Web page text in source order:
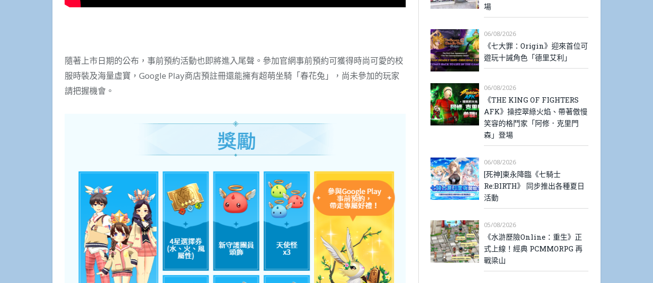
隨著上市日期的公布，事前預約活動也即將進入尾聲。參加官網事前預約可獲得時尚可愛的校
服時裝及海量虛寶，Google Play商店預註冊還能擁有超萌坐騎「春花兔」，尚未參加的玩家
請把握機會。
場
06/08/2026
《七大罪：Origin》迎來首位可
遊玩十誡角色「德里艾利」
06/08/2026
《THE KING OF FIGHTERS
AFK》操控翠綠火焰、帶著傲慢
笑容的格鬥家「阿修．克里門
森」登場
06/08/2026
[死神]東永降臨《七騎士
Re:BIRTH》 同步推出各種夏日
活動
05/08/2026
《水滸歷險Online：重生》正
式上線！經典 PCMMORPG 再
戰梁山